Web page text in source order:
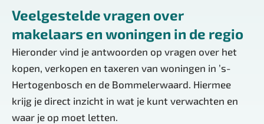
Veelgestelde vragen over
makelaars en woningen in de regio
Hieronder vind je antwoorden op vragen over het
kopen, verkopen en taxeren van woningen in ’s-
Hertogenbosch en de Bommelerwaard. Hiermee
krijg je direct inzicht in wat je kunt verwachten en
waar je op moet letten.